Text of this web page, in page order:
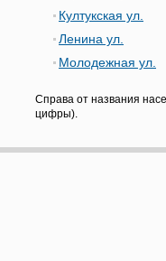
Култукская ул.
Ленина ул.
Молодежная ул.
Справа от названия
цифры).